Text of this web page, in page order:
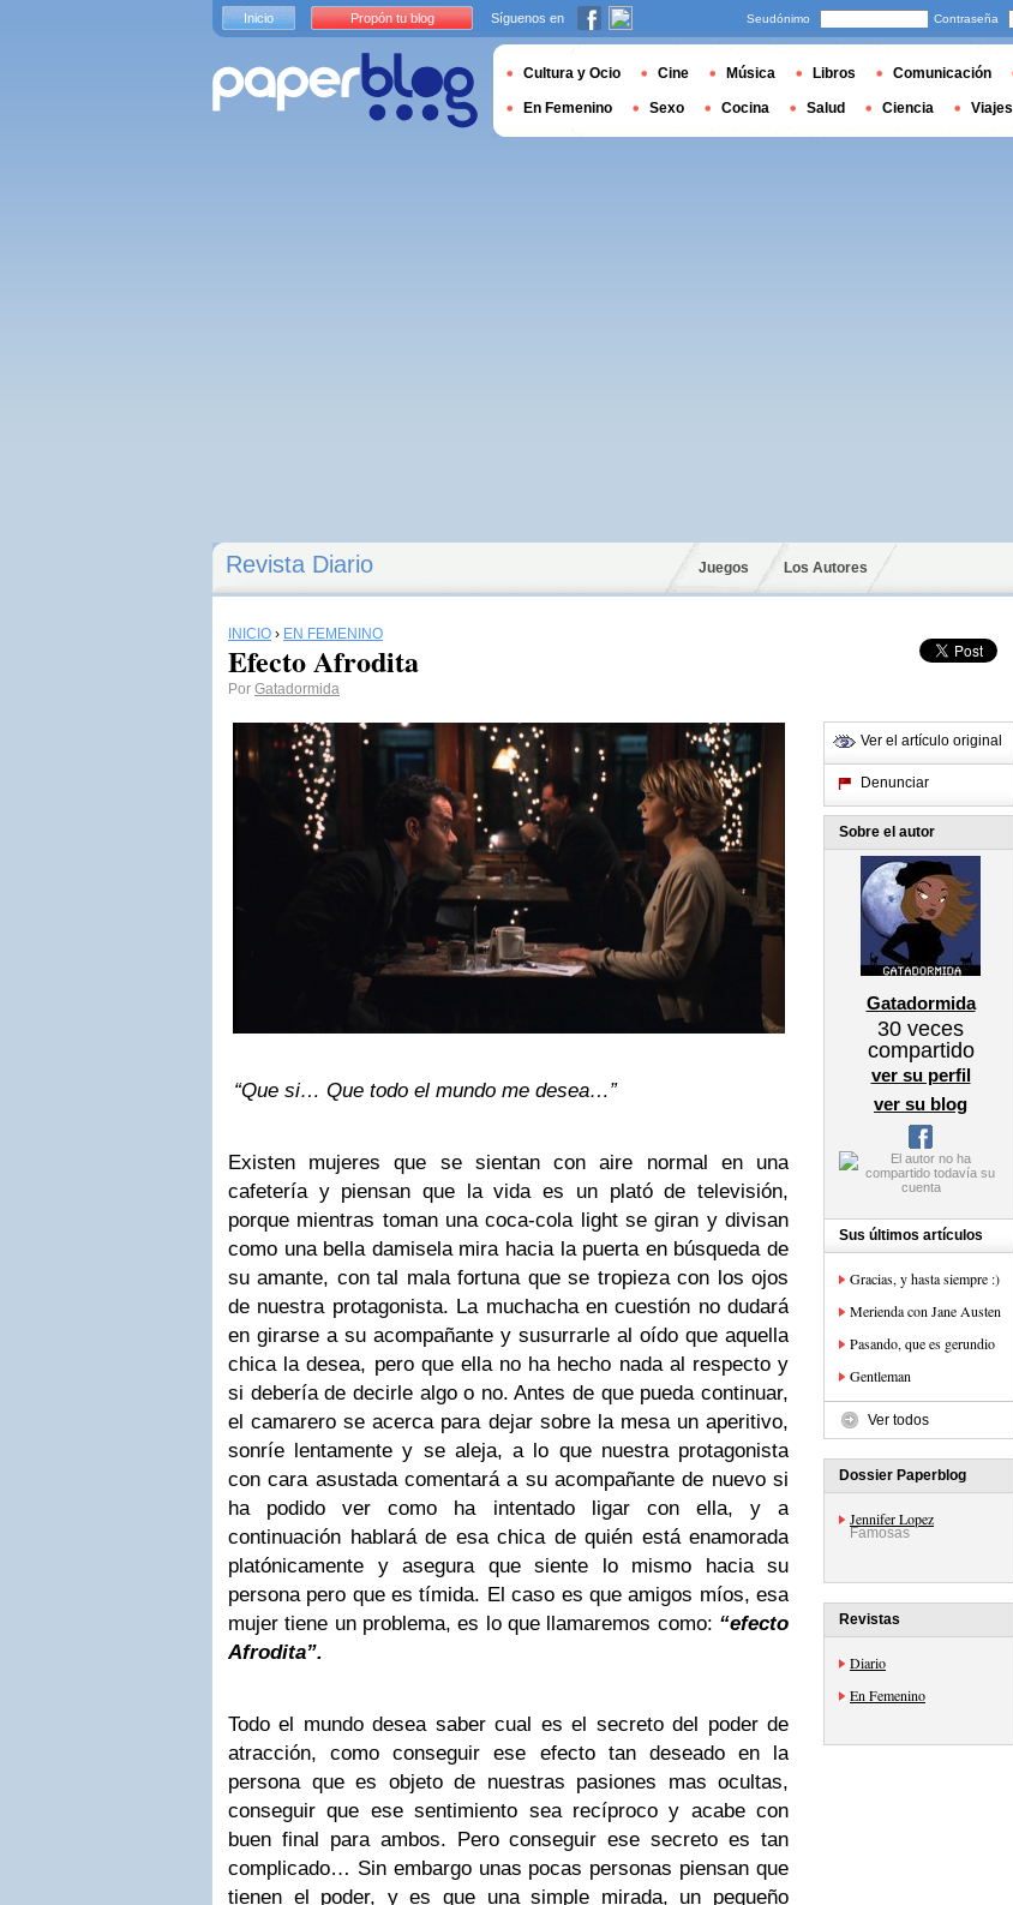
Revista Diario Juegos Los Autores
INICIO › EN FEMENINO
Efecto Afrodita
Por Gatadormida
“Que si… Que todo el mundo me desea…”
Existen mujeres que se sientan con aire normal en una
cafetería y piensan que la vida es un plató de televisión,
porque mientras toman una coca-cola light se giran y divisan
como una bella damisela mira hacia la puerta en búsqueda de
su amante, con tal mala fortuna que se tropieza con los ojos
de nuestra protagonista. La muchacha en cuestión no dudará
en girarse a su acompañante y susurrarle al oído que aquella
chica la desea, pero que ella no ha hecho nada al respecto y
si debería de decirle algo o no. Antes de que pueda continuar,
el camarero se acerca para dejar sobre la mesa un aperitivo,
sonríe lentamente y se aleja, a lo que nuestra protagonista
con cara asustada comentará a su acompañante de nuevo si
ha podido ver como ha intentado ligar con ella, y a
continuación hablará de esa chica de quién está enamorada
platónicamente y asegura que siente lo mismo hacia su
persona pero que es tímida. El caso es que amigos míos, esa
mujer tiene un problema, es lo que llamaremos como: “efecto
Afrodita”.
Todo el mundo desea saber cual es el secreto del poder de
atracción, como conseguir ese efecto tan deseado en la
persona que es objeto de nuestras pasiones mas ocultas,
conseguir que ese sentimiento sea recíproco y acabe con
buen final para ambos. Pero conseguir ese secreto es tan
complicado… Sin embargo unas pocas personas piensan que
tienen el poder, y es que una simple mirada, un pequeño
Ver el artículo original
Denunciar
Sobre el autor
Gatadormida
30 veces
compartido
ver su perfil
ver su blog
Sus últimos artículos
Gracias, y hasta siempre :)
Merienda con Jane Austen
Pasando, que es gerundio
Gentleman
Ver todos
Dossier Paperblog
Jennifer Lopez
Famosas
Revistas
Diario
En Femenino
Inicio Propón tu blog Síguenos en Seudónimo Contraseña
Cultura y Ocio Cine Música Libros Comunicación
En Femenino Sexo Cocina Salud Ciencia Viajes